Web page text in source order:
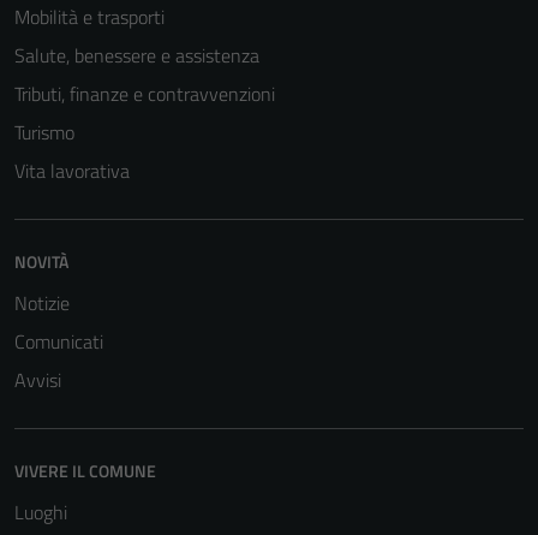
Mobilità e trasporti
Salute, benessere e assistenza
Tributi, finanze e contravvenzioni
Turismo
Vita lavorativa
NOVITÀ
Notizie
Comunicati
Avvisi
VIVERE IL COMUNE
Luoghi